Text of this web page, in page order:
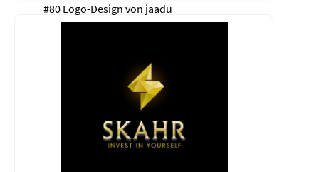
#80 Logo-Design von jaadu